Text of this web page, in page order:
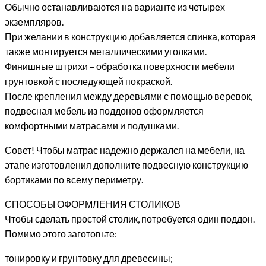
Обычно останавливаются на варианте из четырех
экземпляров.
При желании в конструкцию добавляется спинка, которая
также монтируется металлическими уголками.
Финишные штрихи – обработка поверхности мебели
грунтовкой с последующей покраской.
После крепления между деревьями с помощью веревок,
подвесная мебель из поддонов оформляется
комфортными матрасами и подушками.
Совет! Чтобы матрас надежно держался на мебели, на
этапе изготовления дополните подвесную конструкцию
бортиками по всему периметру.
СПОСОБЫ ОФОРМЛЕНИЯ СТОЛИКОВ
Чтобы сделать простой столик, потребуется один поддон.
Помимо этого заготовьте:
тонировку и грунтовку для древесины;